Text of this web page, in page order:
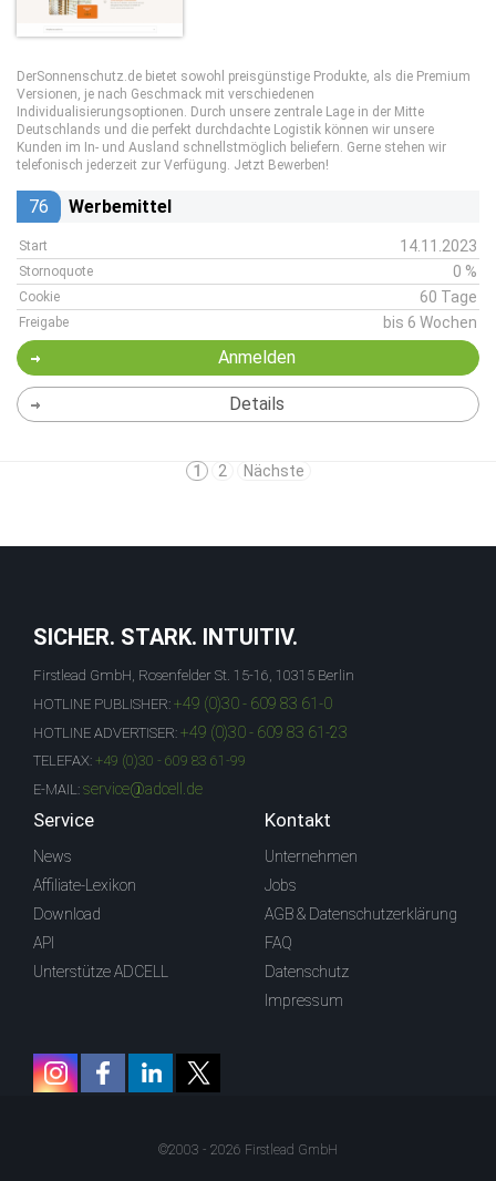
DerSonnenschutz.de bietet sowohl preisgünstige Produkte, als die Premium
Versionen, je nach Geschmack mit verschiedenen
Individualisierungsoptionen. Durch unsere zentrale Lage in der Mitte
Deutschlands und die perfekt durchdachte Logistik können wir unsere
Kunden im In- und Ausland schnellstmöglich beliefern. Gerne stehen wir
telefonisch jederzeit zur Verfügung. Jetzt Bewerben!
76 Werbemittel
Start 14.11.2023
Stornoquote 0 %
Cookie 60 Tage
Freigabe bis 6 Wochen
Anmelden
Details
1 2 Nächste
SICHER. STARK. INTUITIV.
Firstlead GmbH, Rosenfelder St. 15-16, 10315 Berlin
HOTLINE PUBLISHER: +49 (0)30 - 609 83 61-0
HOTLINE ADVERTISER: +49 (0)30 - 609 83 61-23
TELEFAX: +49 (0)30 - 609 83 61-99
E-MAIL: service@adcell.de
Service
News
Affiliate-Lexikon
Download
API
Unterstütze ADCELL
Kontakt
Unternehmen
Jobs
AGB & Datenschutzerklärung
FAQ
Datenschutz
Impressum
©2003 - 2026 Firstlead GmbH